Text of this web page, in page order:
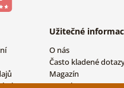
Užitečné
O nás
Často kladené
Magazín
Kontakty